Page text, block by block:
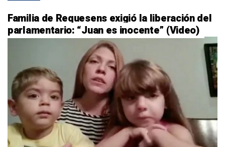
Familia de Requesens exigió la liberación del
parlamentario: “Juan es inocente” (Video)